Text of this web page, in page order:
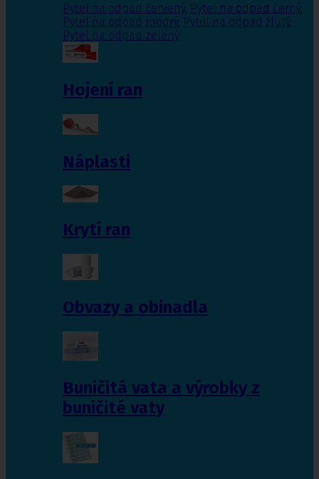
Pytel na odpad červený, Pytel na odpad černý,
Pytel na odpad modrý, Pytel na odpad žlutý,
Pytel na odpad zelený
Hojení ran
Náplasti
Krytí ran
Obvazy a obinadla
Buničitá vata a výrobky z
buničité vaty